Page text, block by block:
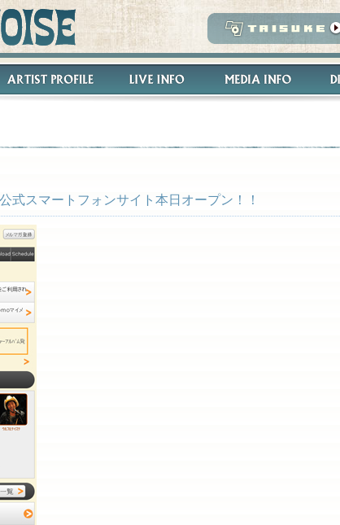
式スマートフォンサイト本日オープン！！